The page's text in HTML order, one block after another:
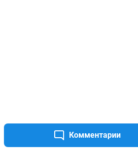
Комментарии